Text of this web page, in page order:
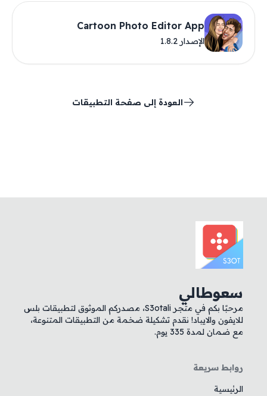
Cartoon Photo Editor App
الإصدار 1.8.2
العودة إلى صفحة التطبيقات
سعوطالي
مرحبًا بكم في متجر S3otali، مصدركم الموثوق لتطبيقات بلس
للايفون والايباد! نقدم تشكيلة ضخمة من التطبيقات المتنوعة،
مع ضمان لمدة 335 يوم.
روابط سريعة
الرئيسية